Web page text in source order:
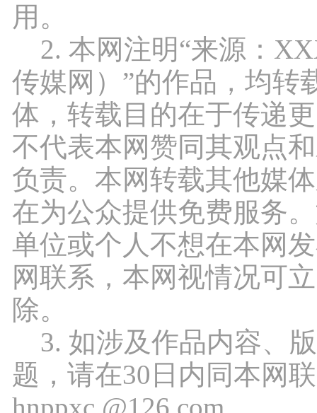
用。
2. 本网注明“来源：
传媒网）”的作品，均转
体，转载目的在于传递
不代表本网赞同其观点
负责。本网转载其他媒
在为公众提供免费服务
单位或个人不想在本网
网联系，本网视情况可
除。
3. 如涉及作品内容、
题，请在30日内同本网